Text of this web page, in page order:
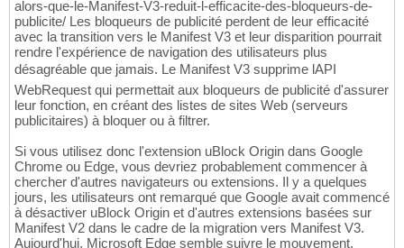
alors-que-le-Manifest-V3-reduit-l-efficacite-des-bloqueurs-de-
publicite/ Les bloqueurs de publicité perdent de leur efficacité
avec la transition vers le Manifest V3 et leur disparition pourrait
rendre l'expérience de navigation des utilisateurs plus
désagréable que jamais. Le Manifest V3 supprime lAPI
WebRequest qui permettait aux bloqueurs de publicité d'assurer
leur fonction, en créant des listes de sites Web (serveurs
publicitaires) à bloquer ou à filtrer.
Si vous utilisez donc l'extension uBlock Origin dans Google
Chrome ou Edge, vous devriez probablement commencer à
chercher d'autres navigateurs ou extensions. Il y a quelques
jours, les utilisateurs ont remarqué que Google avait commencé
à désactiver uBlock Origin et d'autres extensions basées sur
Manifest V2 dans le cadre de la migration vers Manifest V3.
Aujourd'hui, Microsoft Edge semble suivre le mouvement.